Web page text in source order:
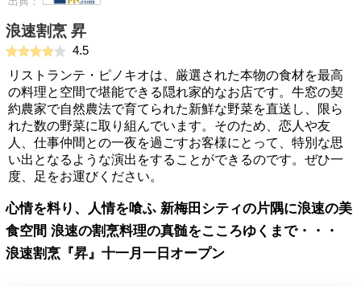
浪速割烹 昇
4.5
リストランテ・ピノキオは、厳選された本物の食材を最高
の料理と空間で堪能できる隠れ家的なお店です。牛窓の契
約農家で自然農法で育てられた新鮮な野菜を直送し、限ら
れた数の野菜に取り組んでいます。そのため、恋人や友
人、仕事仲間との一夜を過ごすお客様にとって、特別な思
い出となるような演出をすることができるのです。ぜひ一
度、足をお運びください。
心情を料り、人情を喰ふ 新梅田シティの片隅に浪速の美
食空間 浪速の割烹料理の真髄をこころゆくまで・・・
浪速割烹『昇』十一月一日オープン